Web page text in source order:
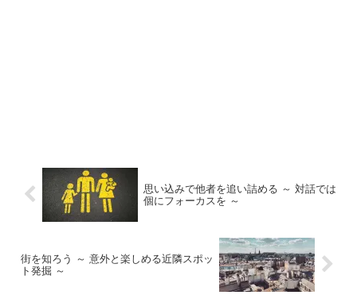
思い込みで他者を追い詰める ～ 対話では
個にフォーカスを ～
街を知ろう ～ 意外と楽しめる近隣スポッ
ト発掘 ～